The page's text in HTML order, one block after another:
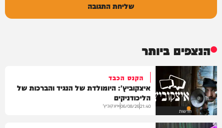
שליחת התגובה
הנצפים ביותר
חדשות
הקנס הכבד
איצקוביץ': היומולדת של הנגיד והברכות של
הליכודניקים
21:40
06/08/26איצקוביץ'